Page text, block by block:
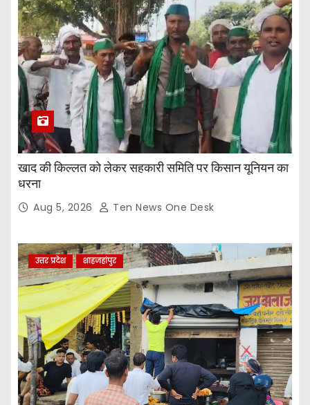
खाद की किल्लत को लेकर सहकारी समिति पर किसान यूनियन का
धरना
Aug 5, 2026 Ten News One Desk
उत्तर प्रदेश शाहजहांपुर